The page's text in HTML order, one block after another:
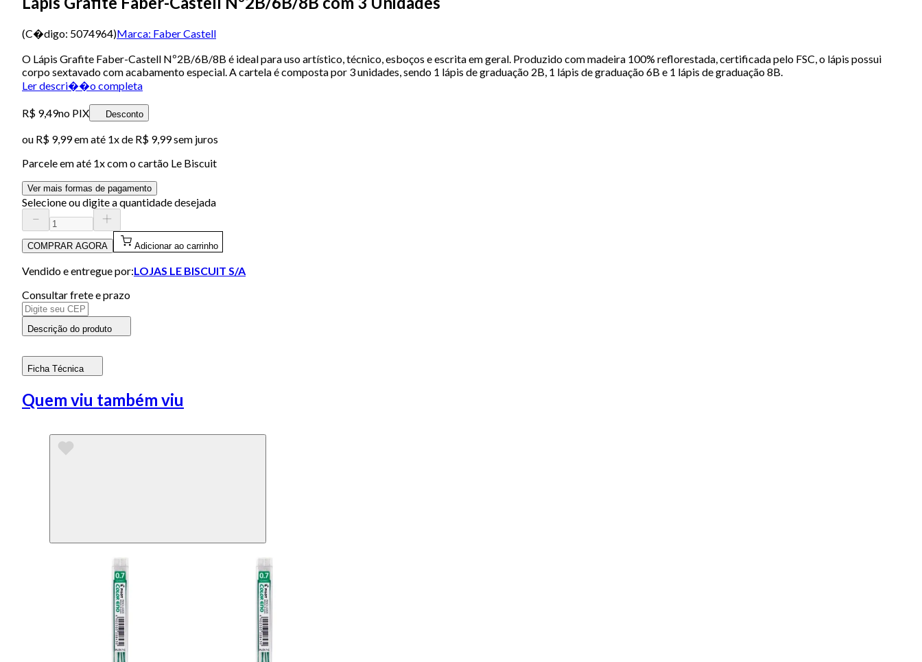
(C�digo: 5074964)Marca: Faber Castell
O Lápis Grafite Faber-Castell Nº2B/6B/8B é ideal para uso artístico, técnico, esboços e escrita em geral. Produzido com madeira 100% reflorestada, certificada pelo FSC, o lápis possui
corpo sextavado com acabamento especial. A cartela é composta por 3 unidades, sendo 1 lápis de graduação 2B, 1 lápis de graduação 6B e 1 lápis de graduação 8B.
Ler descri��o completa
R$ 9,49no PIX Desconto
ou R$ 9,99em até 1x de R$ 9,99sem juros
Parcele em até 1x com o cartão Le Biscuit
Ver mais formas de pagamento
Selecione ou digite a quantidade desejada
COMPRAR AGORA Adicionar ao carrinho
Vendido e entregue por:LOJAS LE BISCUIT S/A
Consultar frete e prazo
Descrição do produto
Ficha Técnica
Quem viu também viu